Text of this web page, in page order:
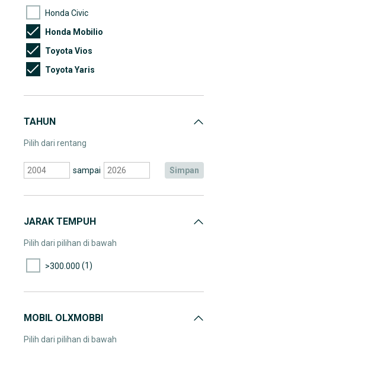
Honda Civic
Honda Mobilio
Toyota Vios
Toyota Yaris
TAHUN
Pilih dari rentang
sampai simpan
JARAK TEMPUH
Pilih dari pilihan di bawah
>300.000 (1)
MOBIL OLXMOBBI
Pilih dari pilihan di bawah